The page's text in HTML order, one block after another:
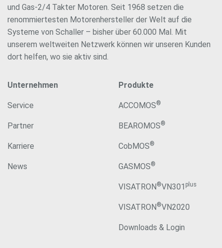
und Gas-2/4 Takter Motoren. Seit 1968 setzen die
renommiertesten Motorenhersteller der Welt auf die
Systeme von Schaller – bisher über 60.000 Mal. Mit
unserem weltweiten Netzwerk können wir unseren Kunden
dort helfen, wo sie aktiv sind.
Unternehmen
Service
Partner
Karriere
News
Produkte
ACCOMOS®
BEAROMOS®
CobMOS®
GASMOS®
VISATRON®VN301 plus
VISATRON®VN2020
Downloads & Login